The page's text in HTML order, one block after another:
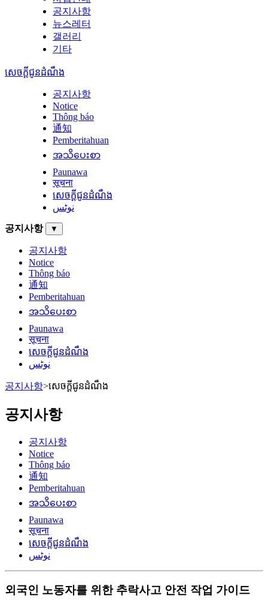
공지사항
뉴스레터
갤러리
기타
សេចក្តីជូនដំណឹង
공지사항
Notice
Thông báo
通知
Pemberitahuan
အသိပေးစာ
Paunawa
सूचना
សេចក្តីជូនដំណឹង
نوٹس
공지사항 ▼
공지사항
Notice
Thông báo
通知
Pemberitahuan
အသိပေးစာ
Paunawa
सूचना
សេចក្តីជូនដំណឹង
نوٹس
공지사항>សេចក្តីជូនដំណឹង
공지사항
공지사항
Notice
Thông báo
通知
Pemberitahuan
အသိပေးစာ
Paunawa
सूचना
សេចក្តីជូនដំណឹង
نوٹس
외국인 노동자를 위한 추락사고 안전 작업 가이드